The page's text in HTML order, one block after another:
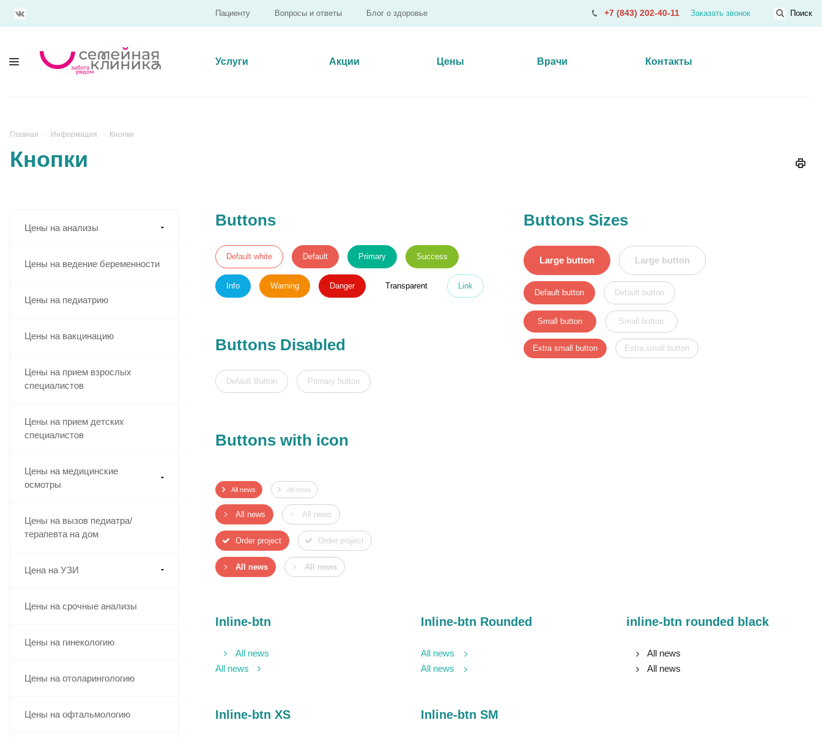
Поиск
Пациенту Вопросы и ответы Блог о здоровье +7 (843) 202-40-11 Заказать звонок
Услуги Акции Цены Врачи Контакты
Главная Информация Кнопки
Кнопки
Цены на анализы
Цены на ведение беременности
Цены на педиатрию
Цены на вакцинацию
Цены на прием взрослых
специалистов
Цены на прием детских
специалистов
Цены на медицинские
осмотры
Цены на вызов педиатра/
терапевта на дом
Цена на УЗИ
Цены на срочные анализы
Цены на гинекологию
Цены на отоларингологию
Цены на офтальмологию
Buttons
Default white Default Primary Success
Info Warning Danger Transparent Link
Buttons Disabled
Default Button Primary button
Buttons with icon
All news All news
All news All news
Order project Order project
All news All news
Buttons Sizes
Large button Large button
Default button Default button
Small button Small button
Extra small button Extra small button
Inline-btn
All news
All news
Inline-btn Rounded
All news
All news
inline-btn rounded black
All news
All news
Inline-btn XS Inline-btn SM